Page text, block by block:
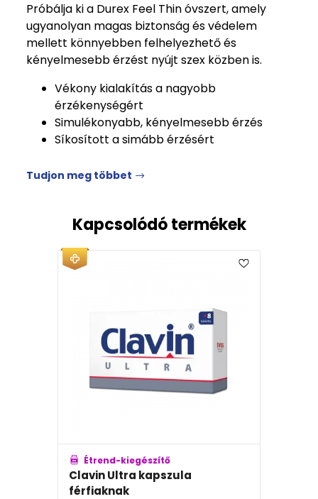
Próbálja ki a Durex Feel Thin óvszert, amely
ugyanolyan magas biztonság és védelem
mellett könnyebben felhelyezhető és
kényelmesebb érzést nyújt szex közben is.
Vékony kialakítás a nagyobb
érzékenységért
Simulékonyabb, kényelmesebb érzés
Síkosított a simább érzésért
Tudjon meg többet
Kapcsolódó termékek
Étrend-kiegészítő
Clavin Ultra kapszula
férfiaknak